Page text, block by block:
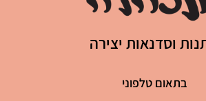
וסדנאות יצירה
בתאום טלפוני